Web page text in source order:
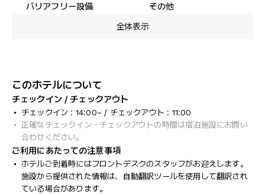
バリアフリー設備
その他
全体表示
このホテルについて
チェックイン / チェックアウト
チェックイン : 14:00~ / チェックアウト : 11:00
正確なチェックイン・チェックアウトの時間は宿泊施設にお問い
合わせください。
ご利用にあたっての注意事項
ホテルご到着時にはフロントデスクのスタッフがお迎えします。
施設から提供された情報は、自動翻訳ツールを使用して翻訳され
ている場合があります。